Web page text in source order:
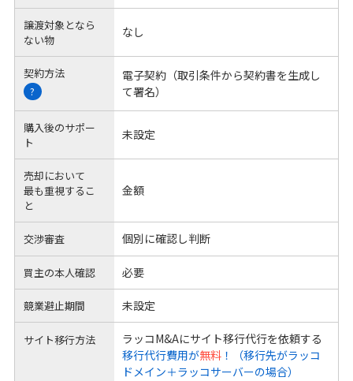
譲渡対象となら
ない物
なし
契約方法
?
電子契約（取引条件から契約書を生成し
て署名）
購入後のサポー
ト
未設定
売却において
最も重視するこ
と
金額
交渉審査 個別に確認し判断
買主の本人確認 必要
競業避止期間 未設定
サイト移行方法
ラッコM&Aにサイト移行代行を依頼する
移行代行費用が無料！（移行先がラッコ
ドメイン＋ラッコサーバーの場合）